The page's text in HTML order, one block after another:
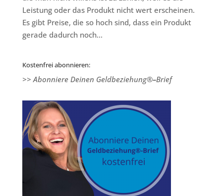
Leistung oder das Produkt nicht wert erscheinen.
Es gibt Preise, die so hoch sind, dass ein Produkt
gerade dadurch noch...
Kostenfrei abonnieren:
>> Abonniere Deinen Geldbeziehung®–Brief